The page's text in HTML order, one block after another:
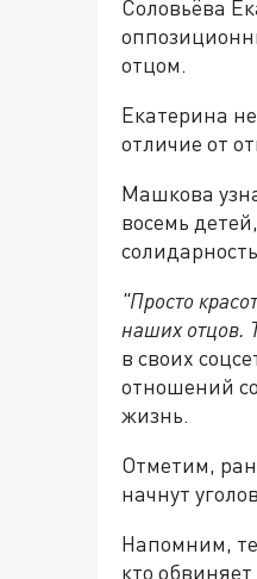
Соловьёва
отцом.
Екатерина
отличие от
Машкова
восемь
"Просто
наших отцов.
в своих
отношений
жизнь.
Отметим,
начнут
Напомним,
кто